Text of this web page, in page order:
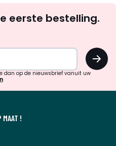
zoek
inspiratie
verrassingen?
eerste bestelling.
OK
dan op de nieuwsbrief vanuit uw
MAAT !